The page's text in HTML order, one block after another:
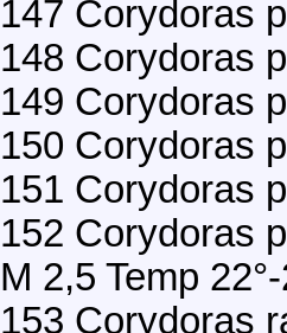
147 Corydoras
148 Corydoras
149 Corydoras
150 Corydoras
151 Corydoras
152 Corydoras
M 2,5 Temp
153 Corydoras